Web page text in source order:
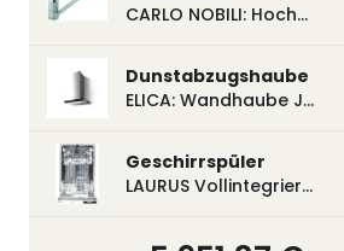
CARLO NOBILI: Hochdruck- Einhebelmischbatterie Blue, Mischbatterie verchromt 17770
Dunstabzugshaube
ELICA: Wandhaube JOYE 60-A,600 mm breit Edelstahl JOYE60A
Geschirrspüler
LAURUS Vollintegrierter Geschirrspüler LSV45-3, 450 mm breit, 3 Programme LSV45-3